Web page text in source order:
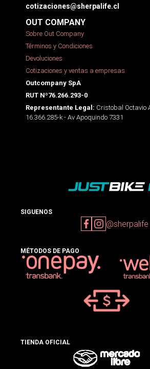
cotizaciones@sherpalife.cl
OUT COMPANY
Sobre Out Company
Términos y Condiciones
Devoluciones
Cotizaciones y ventas a empresas
Outcompany SpA
RUT Nº76.266.293-0
Representante Legal: Cristobal Octavio
16.366.285-k - Av Apoquindo 7331
SIGUENOS
@sherpalife
MÉTODOS DE PAGO
TIENDA OFICIAL